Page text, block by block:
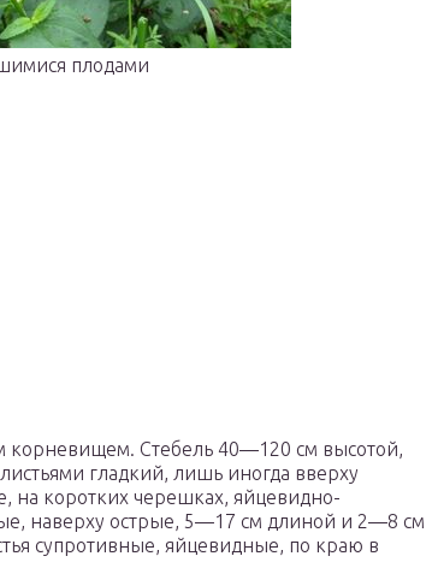
плодами
Стебель 40—120 см высотой,
гладкий, лишь иногда вверху
на коротких черешках, яйцевидно-
наверху острые, 5—17 см длиной и 2—8 см
супротивные, яйцевидные, по краю в